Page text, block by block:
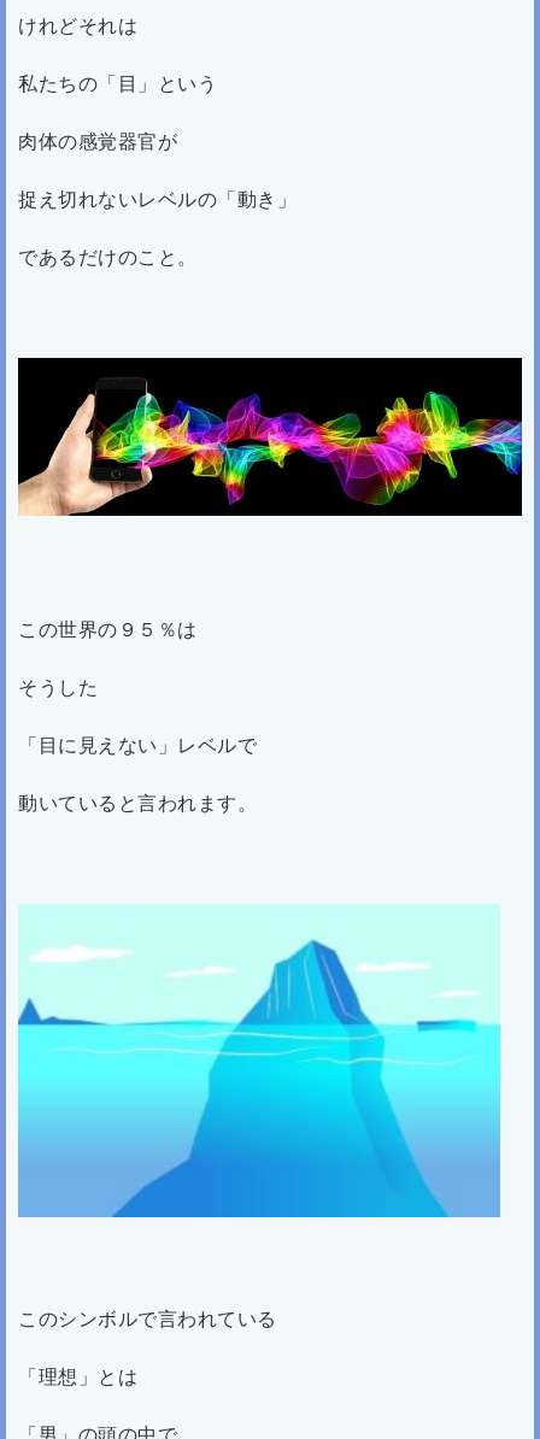
けれどそれは
私たちの「目」という
肉体の感覚器官が
捉え切れないレベルの「動き」
であるだけのこと。
この世界の９５％は
そうした
「目に見えない」レベルで
動いていると言われます。
このシンボルで言われている
「理想」とは
「男」の頭の中で